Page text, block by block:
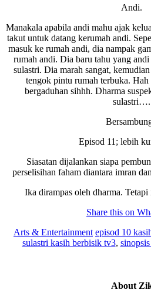
Andi.
Manakala apabila andi mahu ajak
takut untuk datang kerumah andi.
masuk ke rumah andi, dia nampak
rumah andi. Dia baru tahu yang andi
sulastri. Dia marah sangat,
tengok pintu rumah terbuka. Hah
bergaduhan sihhh. Dharma
sulastri….
Episod 11; lebih
Siasatan dijalankan siapa
perselisihan faham diantara imran
Ika dirampas oleh dharma. Tetapi
Share this on
Arts & Entertainment episod 10
sulastri kasih berbisik tv3,
About